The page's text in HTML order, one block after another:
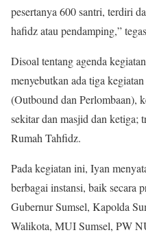
pesertanya 600 santri, terdiri
hafidz atau pendamping,”
Disoal tentang agenda
menyebutkan ada tiga
(Outbound dan Perlombaan),
sekitar dan masjid dan ketiga;
Rumah Tahfidz.
Pada kegiatan ini, Iyan
berbagai instansi, baik secara
Gubernur Sumsel, Kapolda
Walikota, MUI Sumsel, PW